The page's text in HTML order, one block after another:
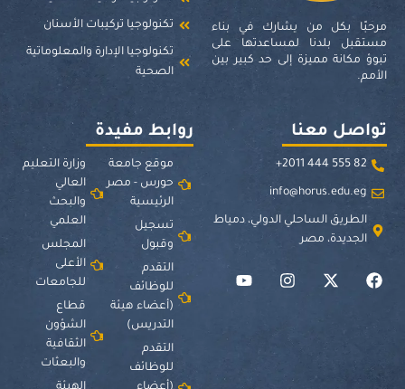
مرحبًا بكل من يشارك في بناء
مستقبل بلدنا لمساعدتها على
تبوؤ مكانة مميزة إلى حد كبير بين
الأمم.
تكنولوجيا تركيبات الأسنان
تكنولوجيا الإدارة والمعلوماتية
الصحية
تواصل معنا
82 555 444 2011+
info@horus.edu.eg
الطريق الساحلي الدولي، دمياط
الجديدة، مصر
روابط مفيدة
موقع جامعة
حورس - مصر
الرئيسية
تسجيل
وقبول
التقدم
للوظائف
(أعضاء هيئة
التدريس)
التقدم
للوظائف
وزارة التعليم
العالي
والبحث
العلمي
المجلس
الأعلى
للجامعات
قطاع
الشؤون
الثقافية
والبعثات